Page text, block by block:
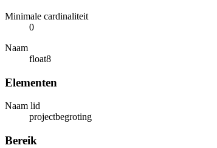
Minimale cardinaliteit
0
Naam
float8
Elementen
Naam lid
projectbegroting
Bereik